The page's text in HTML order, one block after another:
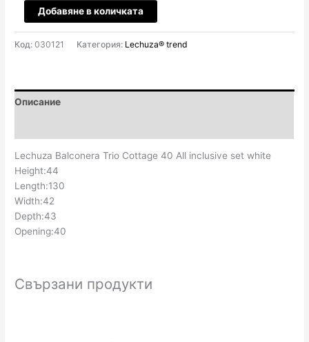
количество
за
Trio
-
Добавяне в количката
Код:030121 Категория: Lechuza® trend
Описание
Lechuza Balconera Trio Cottage 40 All inclusive set white
Height:44
Length:130
Width:42
Depth:43
Opening:40
Свързани продукти